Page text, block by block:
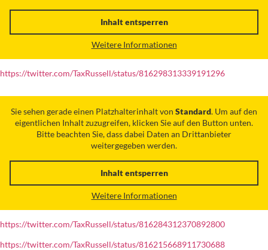
Inhalt entsperren
Weitere Informationen
https://twitter.com/TaxRussell/status/816298313339191296
Sie sehen gerade einen Platzhalterinhalt von Standard. Um auf den
eigentlichen Inhalt zuzugreifen, klicken Sie auf den Button unten.
Bitte beachten Sie, dass dabei Daten an Drittanbieter
weitergegeben werden.
Inhalt entsperren
Weitere Informationen
https://twitter.com/TaxRussell/status/816284312370892800
https://twitter.com/TaxRussell/status/816215668911730688